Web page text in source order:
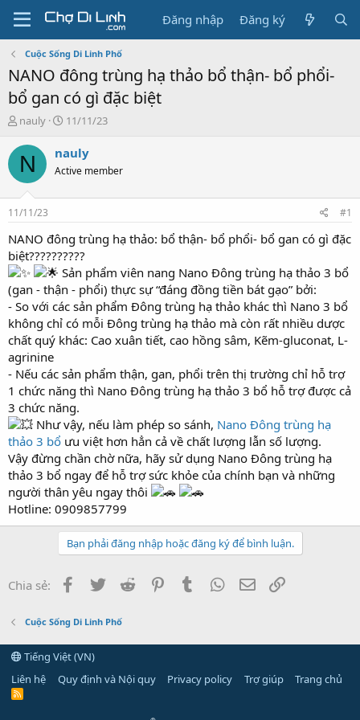
Đăng nhập Đăng ký
Cuộc Sống Di Linh Phố
NANO đông trùng hạ thảo bổ thận- bổ phổi-
bổ gan có gì đặc biệt
T
r
e
a
s
t
a
r
t
e
r
nauly
N
à
y
g
11/11/23
N nauly
Active member
11/11/23 #1
NANO đông trùng hạ thảo: bổ thận- bổ phổi- bổ gan có gì đặc
biệt??????????
Sản phẩm viên nang Nano Đông trùng hạ thảo 3 bổ
(gan - thận - phổi) thực sự “đáng đồng tiền bát gạo” bởi:
- So với các sản phẩm Đông trùng hạ thảo khác thì Nano 3 bổ
không chỉ có mỗi Đông trùng hạ thảo mà còn rất nhiều dược
chất quý khác: Cao xuân tiết, cao hồng sâm, Kẽm-gluconat, L-
agrinine
- Nếu các sản phẩm thận, gan, phổi trên thị trường chỉ hỗ trợ
1 chức năng thì Nano Đông trùng hạ thảo 3 bổ hỗ trợ được cả
3 chức năng.
Như vậy, nếu làm phép so sánh, Nano Đông trùng hạ
thảo 3 bổ ưu việt hơn hẳn cả về chất lượng lẫn số lượng.
Vậy đừng chần chờ nữa, hãy sử dụng Nano Đông trùng hạ
thảo 3 bổ ngay để hỗ trợ sức khỏe của chính bạn và những
người thân yêu ngay thôi
Hotline: 0909857799
Bạn phải đăng nhập hoặc đăng ký để bình luận.
Chia sẻ: Facebook
Twitter Reddit PinterestTumblr WhatsApp
Email
Cuộc Sống Di Linh Phố
Tiếng Việt (VN)
Liên hệ
Quy định và Nội quy Privacy policy Trợ giúp Trang chủ
R